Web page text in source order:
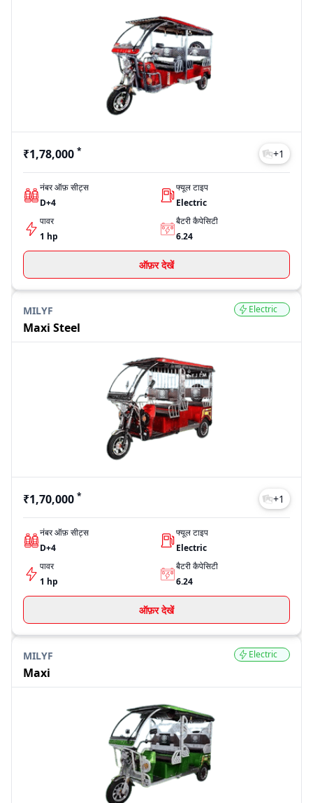
₹1,78,000 * +1
नंबर ऑफ़ सीट्स
D+4
फ्यूल टाइप
Electric
पावर
1 hp
बैटरी कैपेसिटी
6.24
ऑफ़र देखें
MILYF
Maxi Steel
Electric
₹1,70,000 * +1
नंबर ऑफ़ सीट्स
D+4
फ्यूल टाइप
Electric
पावर
1 hp
बैटरी कैपेसिटी
6.24
ऑफ़र देखें
MILYF
Maxi
Electric